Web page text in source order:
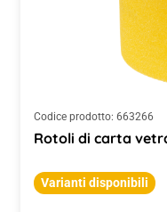
Codice prodotto: 663266
Rotoli di carta
Varianti disponibili